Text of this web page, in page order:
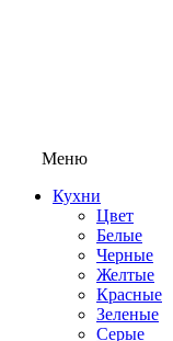
Меню
Кухни
Цвет
Белые
Черные
Желтые
Красные
Зеленые
Серые